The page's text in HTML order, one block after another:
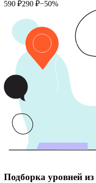
590 ₽290 ₽−50%
Подборка уровней из